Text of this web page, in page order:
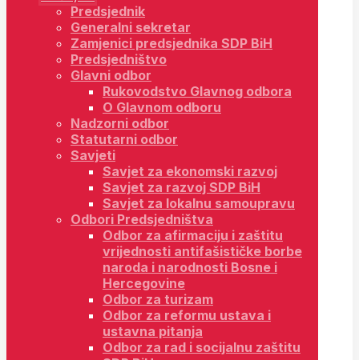
Predsjednik
Generalni sekretar
Zamjenici predsjednika SDP BiH
Predsjedništvo
Glavni odbor
Rukovodstvo Glavnog odbora
O Glavnom odboru
Nadzorni odbor
Statutarni odbor
Savjeti
Savjet za ekonomski razvoj
Savjet za razvoj SDP BiH
Savjet za lokalnu samoupravu
Odbori Predsjedništva
Odbor za afirmaciju i zaštitu
vrijednosti antifašističke borbe
naroda i narodnosti Bosne i
Hercegovine
Odbor za turizam
Odbor za reformu ustava i
ustavna pitanja
Odbor za rad i socijalnu zaštitu